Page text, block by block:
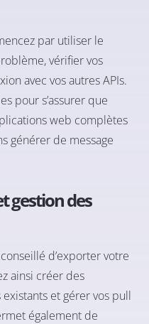
par utiliser le
vérifier vos
avec vos autres APIs.
pour s’assurer que
web complètes
générer de message
gestion des
d’exporter votre
ainsi créer des
et gérer vos pull
également de